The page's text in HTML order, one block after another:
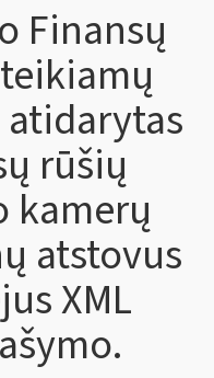
Finansų
rūšių
kamerų
atstovus
XML